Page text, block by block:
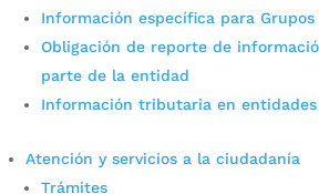
Información específica para
Obligación de reporte de
parte de la entidad
Información tributaria en
Atención y servicios a la ciudadanía
Trámites
Campesinos aprueban
reglamento para
mercadillos y mejorar